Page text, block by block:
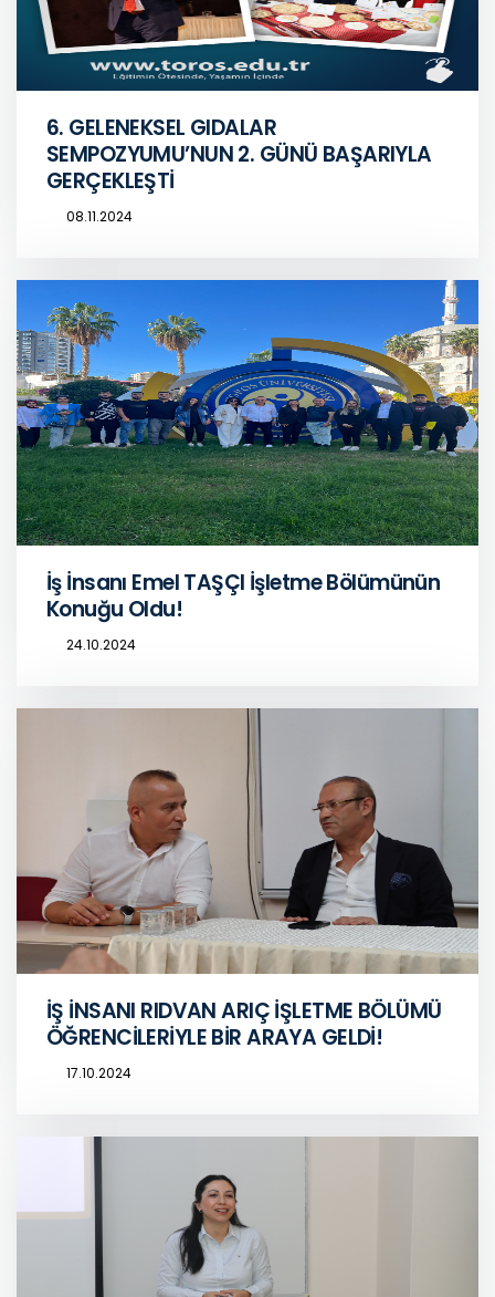
6. GELENEKSEL GIDALAR
SEMPOZYUMU’NUN 2. GÜNÜ BAŞARIYLA
GERÇEKLEŞTİ
08.11.2024
İş İnsanı Emel TAŞÇI İşletme Bölümünün
Konuğu Oldu!
24.10.2024
İŞ İNSANI RIDVAN ARIÇ İŞLETME BÖLÜMÜ
ÖĞRENCİLERİYLE BİR ARAYA GELDİ!
17.10.2024